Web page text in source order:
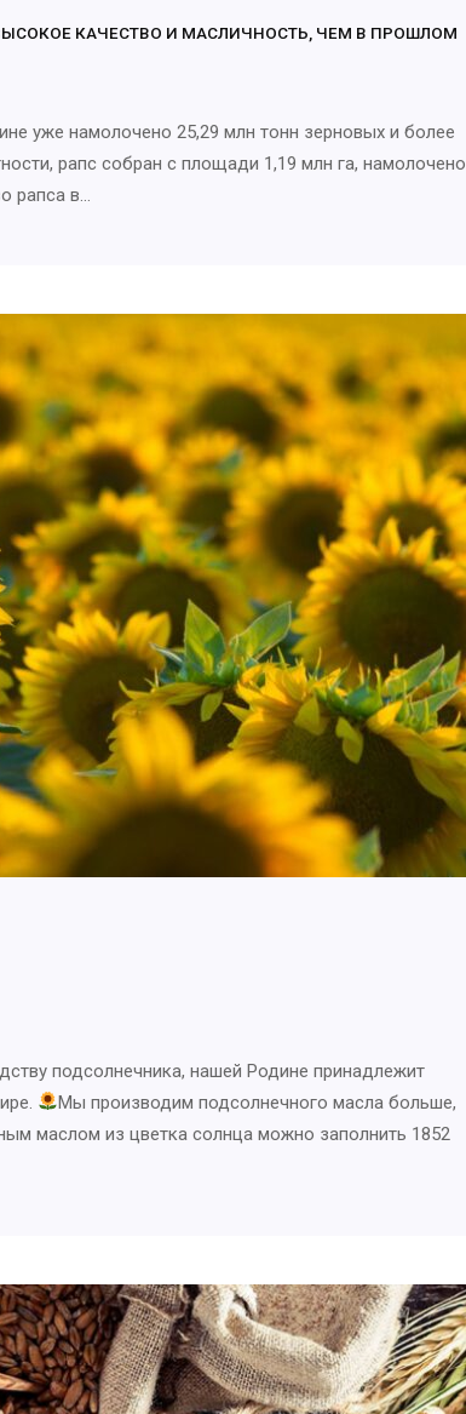
КАЧЕСТВО И МАСЛИЧНОСТЬ, ЧЕМ В ПРОШЛОМ
уже намолочено 25,29 млн тонн зерновых и более
рапс собран с площади 1,19 млн га, намолочено
рапса в…
подсолнечника, нашей Родине принадлежит
Мы производим подсолнечного масла больше,
маслом из цветка солнца можно заполнить 1852